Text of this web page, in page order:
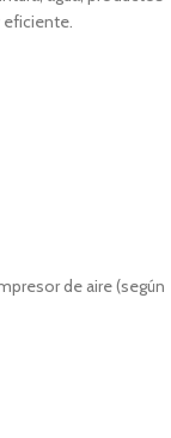
de aire (según